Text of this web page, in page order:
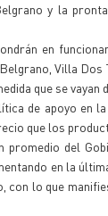
y la
en
Villa
que se
de apoyo en
que los
promedio del
en la
con lo que